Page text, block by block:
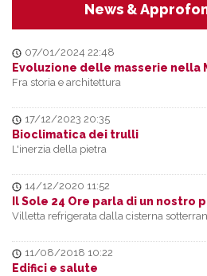
News &
07/01/2024 22:48
Evoluzione delle masserie nella
Fra storia e architettura
17/12/2023 20:35
Bioclimatica dei trulli
L'inerzia della pietra
14/12/2020 11:52
Il Sole 24 Ore parla di un nostro
Villetta refrigerata dalla cisterna
11/08/2018 10:22
Edifici e salute